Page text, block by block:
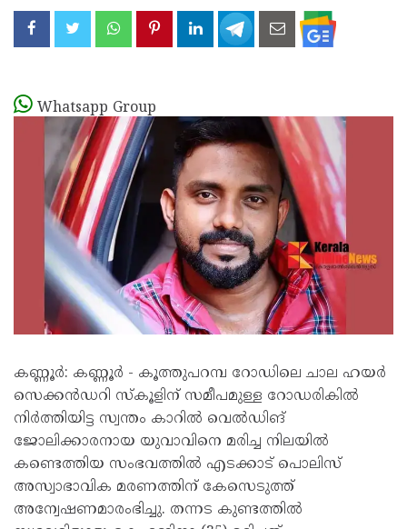
Whatsapp Group
കണ്ണൂർ: കണ്ണൂർ - കൂത്തുപറമ്പ റോഡിലെ ചാല ഹയർ
സെക്കൻഡറി സ്‌കൂളിന് സമീപമുള്ള റോഡരികിൽ
നിർത്തിയിട്ട സ്വന്തം കാറിൽ വെൽഡിങ്
ജോലിക്കാരനായ യുവാവിനെ മരിച്ച നിലയിൽ
കണ്ടെത്തിയ സംഭവത്തിൽ എടക്കാട് പൊലിസ്
അസ്വാഭാവിക മരണത്തിന് കേസെടുത്ത്
അന്വേഷണമാരംഭിച്ചു. തന്നട കുണ്ടത്തിൽ